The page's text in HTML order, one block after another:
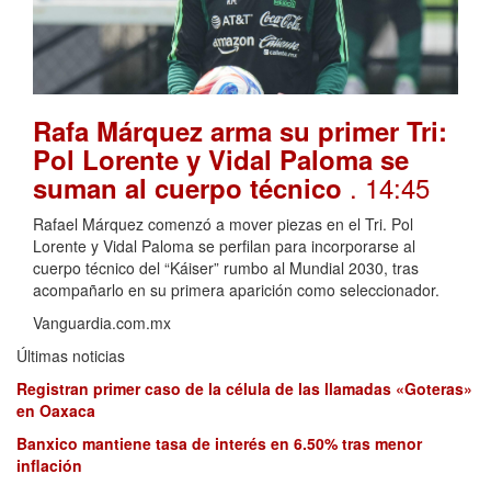
Rafa Márquez arma su primer Tri:
Pol Lorente y Vidal Paloma se
suman al cuerpo técnico . 14:45
Rafael Márquez comenzó a mover piezas en el Tri. Pol
Lorente y Vidal Paloma se perfilan para incorporarse al
cuerpo técnico del “Káiser” rumbo al Mundial 2030, tras
acompañarlo en su primera aparición como seleccionador.
Vanguardia.com.mx
Últimas noticias
Registran primer caso de la célula de las llamadas «Goteras»
en Oaxaca
Banxico mantiene tasa de interés en 6.50% tras menor
inflación